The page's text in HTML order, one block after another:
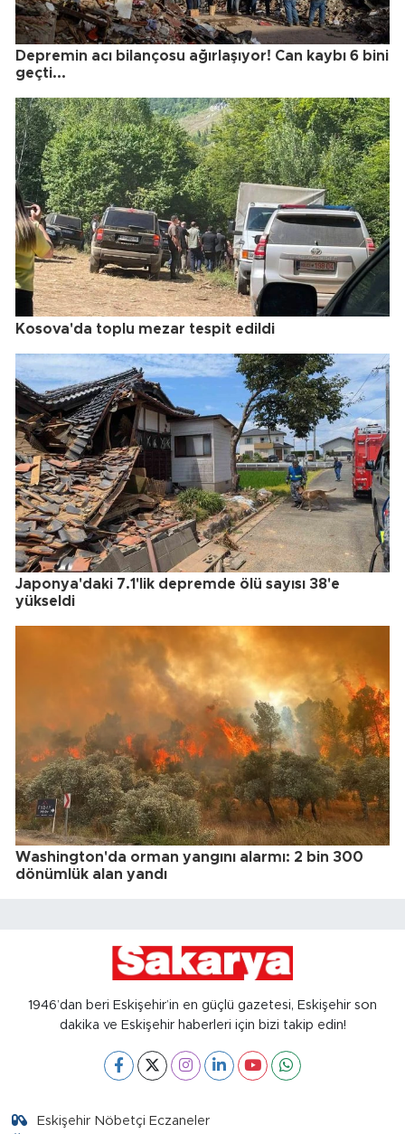
Depremin acı bilançosu ağırlaşıyor! Can kaybı 6 bini
geçti...
Kosova'da toplu mezar tespit edildi
Japonya'daki 7.1'lik depremde ölü sayısı 38'e
yükseldi
Washington'da orman yangını alarmı: 2 bin 300
dönümlük alan yandı
1946’dan beri Eskişehir’in en güçlü gazetesi, Eskişehir son
dakika ve Eskişehir haberleri için bizi takip edin!
Eskişehir Nöbetçi Eczaneler